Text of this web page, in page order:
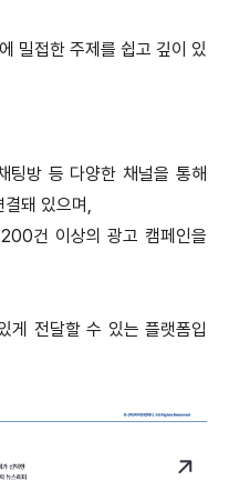
밀접한 주제를 쉽고 깊이 있
팅방 등 다양한 채널을 통해
돼 있으며,
건 이상의 광고 캠페인을
게 전달할 수 있는 플랫폼입